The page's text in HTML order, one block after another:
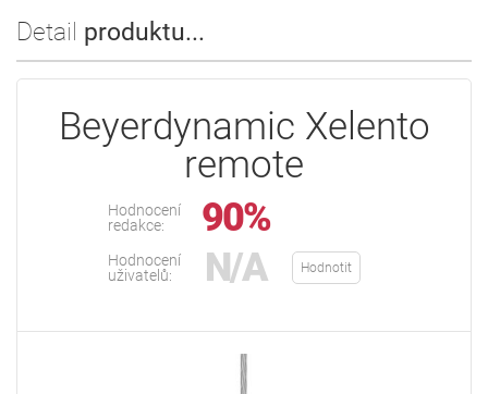
Detail produktu...
Beyerdynamic Xelento
remote
Hodnocení
redakce:
90%
Hodnocení
uživatelů:
N/A Hodnotit